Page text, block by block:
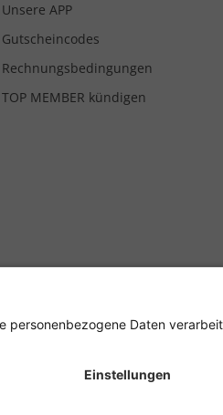
Unsere APP
Gutscheincodes
Rechnungsbedingungen
TOP MEMBER kündigen